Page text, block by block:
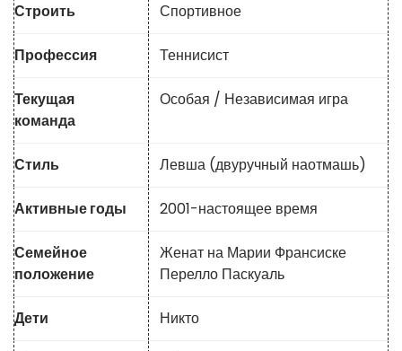
Строить Спортивное
Профессия Теннисист
Текущая
команда
Особая / Независимая игра
Стиль Левша (двуручный наотмашь)
Активные годы 2001-настоящее время
Семейное
положение
Женат на Марии Франсиске
Перелло Паскуаль
Дети Никто